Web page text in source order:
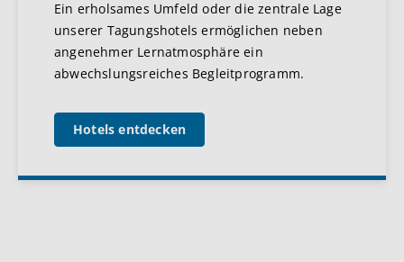
Ein erholsames Umfeld oder die zentrale Lage
unserer Tagungshotels ermöglichen neben
angenehmer Lernatmosphäre ein
abwechslungsreiches Begleitprogramm.
Hotels entdecken